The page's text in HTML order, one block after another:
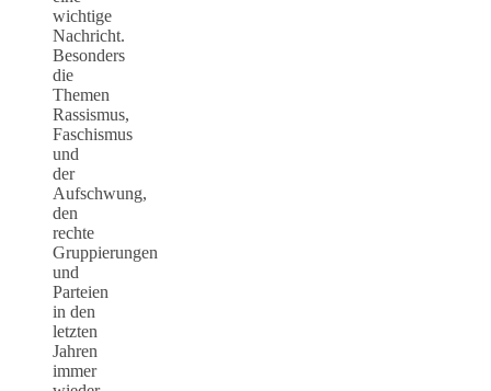
wichtige
Nachricht.
Besonders
die
Themen
Rassismus,
Faschismus
und
der
Aufschwung,
den
rechte
Gruppierungen
und
Parteien
in den
letzten
Jahren
immer